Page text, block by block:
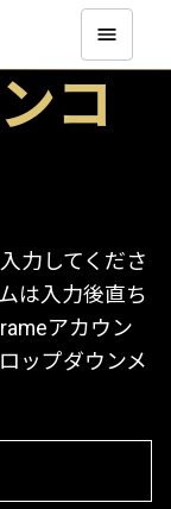
コ
力してくださ
は入力後直ち
アカウン
ップダウンメ